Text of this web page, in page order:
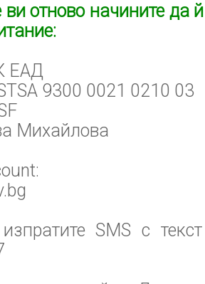
отново начините да
ЕАД
9300 0021 0210 03
Михайлова
SMS с